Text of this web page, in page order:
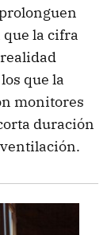
la cifra
que la
monitores
duración